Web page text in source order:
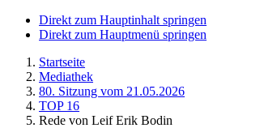
Direkt zum Hauptinhalt springen
Direkt zum Hauptmenü springen
Startseite
Mediathek
80. Sitzung vom 21.05.2026
TOP 16
Rede von Leif Erik Bodin